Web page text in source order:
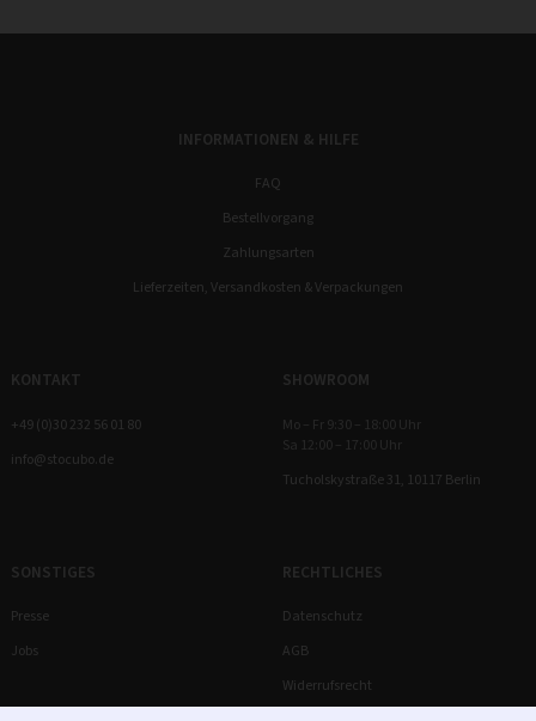
INFORMATIONEN & HILFE
FAQ
Bestellvorgang
Zahlungsarten
Lieferzeiten, Versandkosten & Verpackungen
KONTAKT
+49 (0)30 232 56 01 80
info@stocubo.de
SHOWROOM
Mo – Fr 9:30 – 18:00 Uhr
Sa 12:00 – 17:00 Uhr
Tucholskystraße 31, 10117 Berlin
SONSTIGES
Presse
Jobs
RECHTLICHES
Datenschutz
AGB
Widerrufsrecht